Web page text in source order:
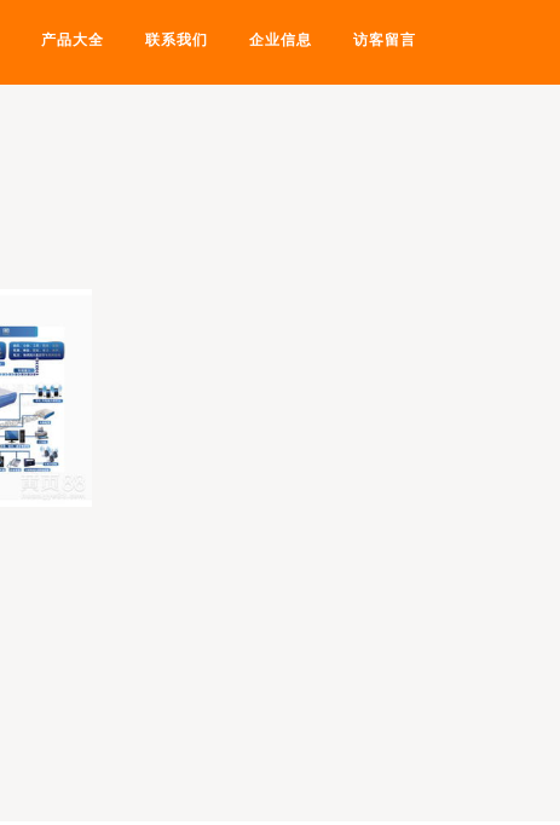
产品大全 联系我们 企业信息 访客留言